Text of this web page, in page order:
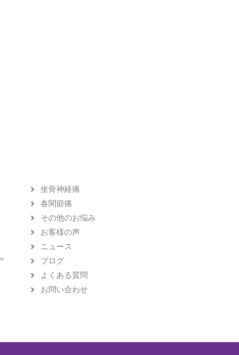
坐骨神経痛
各関節痛
その他のお悩み
お客様の声
ニュース
ブログ
よくある質問
お問い合わせ